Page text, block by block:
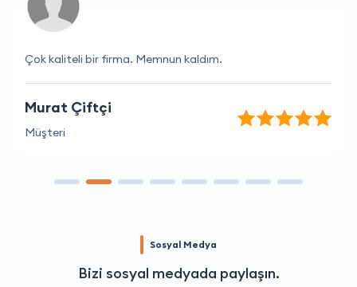
Çok kaliteli bir firma. Memnun kaldım.
Murat Çiftçi
Müşteri
Sosyal Medya
Bizi sosyal medyada paylaşın.